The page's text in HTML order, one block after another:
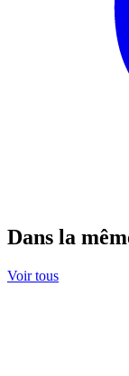
Dans la
Voir tous